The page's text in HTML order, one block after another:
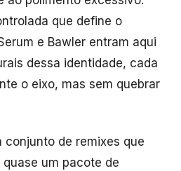
que define o
e Bawler entram aqui
dessa identidade, cada
o eixo, mas sem quebrar
conjunto de remixes que
um pacote de